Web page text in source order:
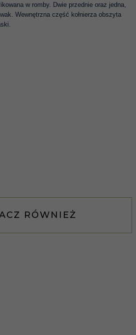
w romby. Dwie przednie oraz jedna,
Wewnętrzna część kołnierza obszyta
RÓWNIEŻ